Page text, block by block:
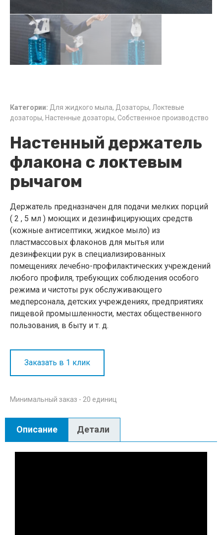
Категории: Для жидкого мыла, Дозаторы, Локтевые
дозаторы, Настенные дозаторы, Собственное производство
Настенный держатель
флакона с локтевым
рычагом
Держатель предназначен для подачи мелких порций
( 2 , 5 мл ) моющих и дезинфицирующих средств
(кожные антисептики, жидкое мыло) из
пластмассовых флаконов для мытья или
дезинфекции рук в специализированных
помещениях лечебно-профилактических учреждений
любого профиля, требующих соблюдения особого
режима и чистоты рук обслуживающего
медперсонала, детских учреждениях, предприятиях
пищевой промышленности, местах общественного
пользования, в быту и т. д.
Заказать в 1 клик
Минимальный заказ - 20 единиц
Описание Детали